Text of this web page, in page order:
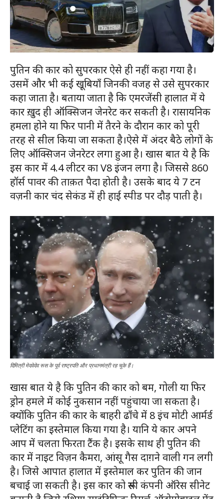
पुतिन की कार को सुपरकार ऐसे ही नहीं कहा गया है।
उसमें और भी कई खूबियाँ जिनकी वजह से उसे सुपरकार
कहा जाता है। बताया जाता है कि एमरजेंसी हालात में ये
कार ख़ुद ही ऑक्सिजन जेनरेट कर सकती है। रासायनिक
हमला होने या फिर पानी में तैरने के दौरान कार को पूरी
तरह से सील किया जा सकता है।ऐसे में अंदर बैठे लोगों के
लिए ऑक्सिजन जेनरेटर लगा हुआ है। खास बात ये है कि
इस कार में 4.4 लीटर का V8 इंजन लगा है। जिससे 860
हॉर्स पावर की ताक़त पैदा होती है। उसके बाद ये 7 टन
वज़नी कार चंद सेकंड में ही हाई स्पीड पर दौड़ पाती है।
दिमित्री मेदवेदेव रूस के पूर्व राष्ट्रपति और प्रधानमंत्री रह चुके हैं।
खास बात ये है कि पुतिन की कार को बम, गोली या फिर
ड्रोन हमले में कोई नुकसान नहीं पहुंचाया जा सकता है।
क्योंकि पुतिन की कार के बाहरी ढाँचे में 8 इंच मोटी आर्मर्ड
प्लेटिंग का इस्तेमाल किया गया है। यानि ये कार अपने
आप में चलता फिरता टैंक है। इसके साथ ही पुतिन की
कार में नाइट विज़न कैमरा, आंसू गैस दाग़ने वाली गन लगी
है। जिसे आपात हालात में इस्तेमाल कर पुतिन की जान
बचाई जा सकती है। इस कार को रूसी कंपनी ऑरेस सीनेट